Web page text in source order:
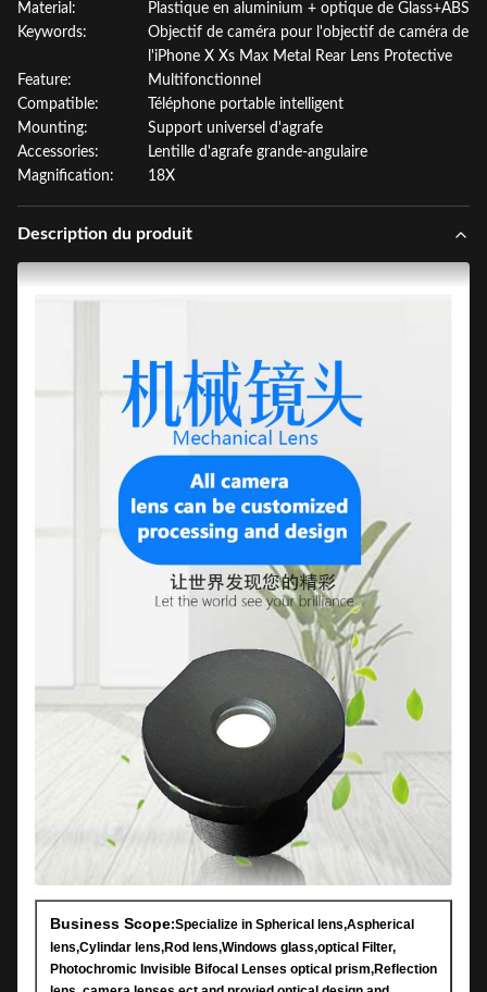
Material:
Plastique en aluminium + optique de Glass+ABS
Keywords:
Objectif de caméra pour l'objectif de caméra de
l'iPhone X Xs Max Metal Rear Lens Protective
Feature:
Multifonctionnel
Compatible:
Téléphone portable intelligent
Mounting:
Support universel d'agrafe
Accessories:
Lentille d'agrafe grande-angulaire
Magnification:
18X
Description du produit
Business Scope:Specialize in Spherical lens,Aspherical
lens,Cylindar lens,Rod lens,Windows glass,optical Filter,
Photochromic Invisible Bifocal Lenses optical prism,Reflection